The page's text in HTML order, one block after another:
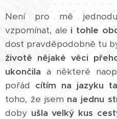
Není pro mě
vzpomínat, ale i tohle
dost pravděpodobně tu
životě nějaké věci
ukončila a některé
pořád cítím na jazyku
toho, že jsem na jednu
doby ušla velký kus